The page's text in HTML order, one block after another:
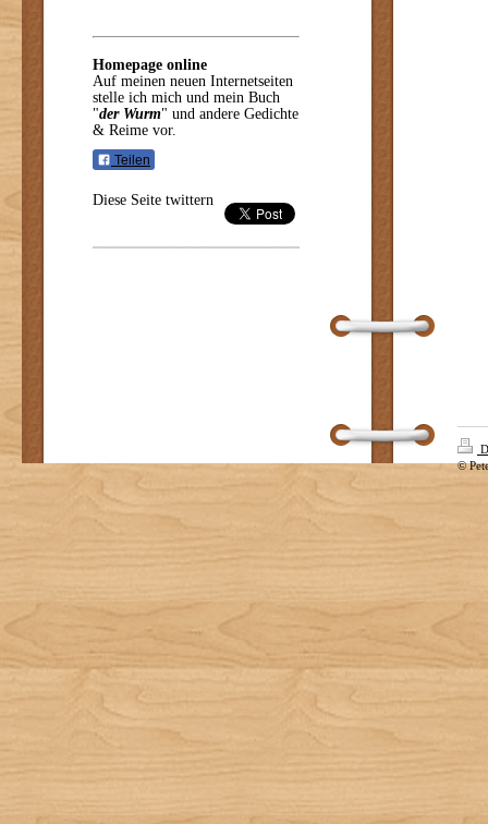
Homepage online
Auf meinen neuen Internetseiten
stelle ich mich und mein Buch
"der Wurm" und andere Gedichte
& Reime vor.
Teilen
Diese Seite twittern
©